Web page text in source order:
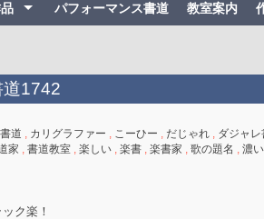
パフォーマンス書道 教室案内
1742
道 カリグラファー こーひー だじゃれ, ダジャレ
家 書道教室, 楽しい, 楽書, 楽書家 歌の題名 濃い
ク楽！